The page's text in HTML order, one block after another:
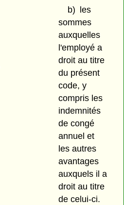
b)
les
sommes
auxquelles
l'employé a
droit au titre
du présent
code, y
compris les
indemnités
de congé
annuel et
les autres
avantages
auxquels il a
droit au titre
de celui-ci.